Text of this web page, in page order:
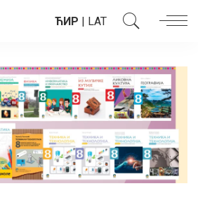
ЋИР | LAT